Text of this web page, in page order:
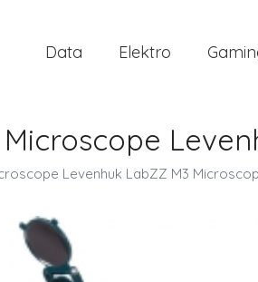
Data Elektro
Levenhuk LabZZ M3